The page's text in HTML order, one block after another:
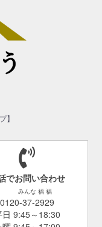
】
でお問い合わせ
んな 福 福
0120-37-2929
日 9:45～18:30